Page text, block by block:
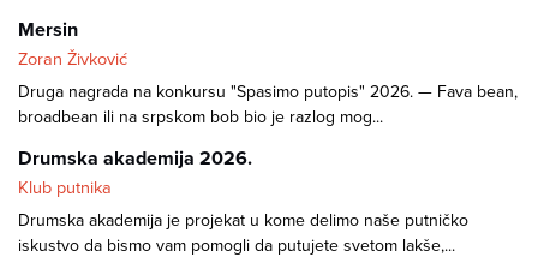
Mersin
Zoran Živković
Druga nagrada na konkursu "Spasimo putopis" 2026. — Fava bean,
broadbean ili na srpskom bob bio je razlog mog...
Drumska akademija 2026.
Klub putnika
Drumska akademija je projekat u kome delimo naše putničko
iskustvo da bismo vam pomogli da putujete svetom lakše,...